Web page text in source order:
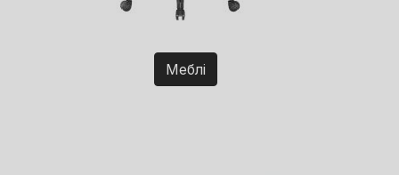
Меблі